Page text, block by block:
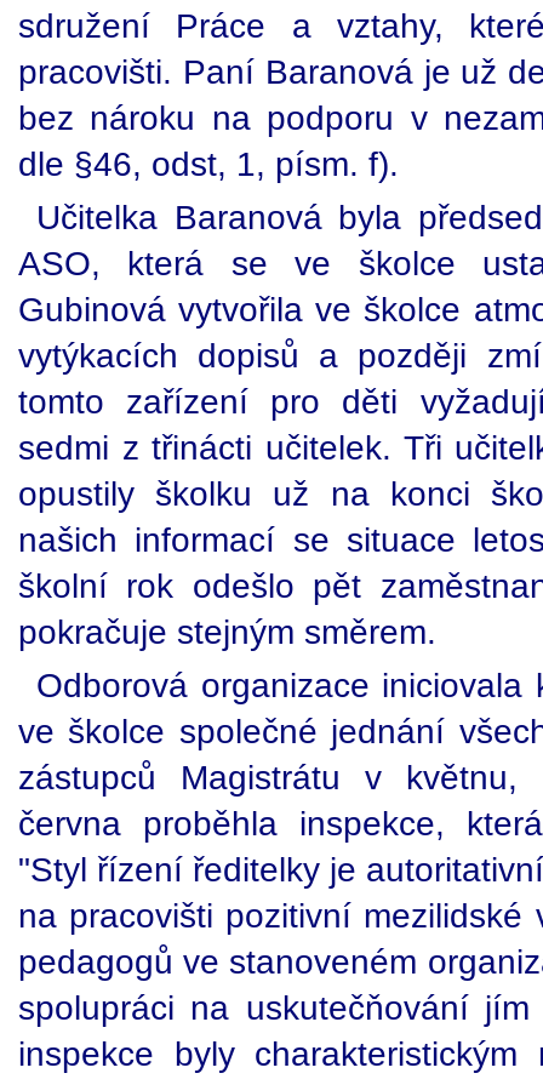
sdružení Práce a vztahy,
pracovišti. Paní Baranová je už
bez nároku na podporu v
dle §46, odst, 1, písm. f).
Učitelka Baranová byla
ASO, která se ve školce
Gubinová vytvořila ve školce
vytýkacích dopisů a později
tomto zařízení pro děti
sedmi z třinácti učitelek. Tři
opustily školku už na konci
našich informací se situace
školní rok odešlo pět
pokračuje stejným směrem.
Odborová organizace
ve školce společné jednání
zástupců Magistrátu v
června proběhla inspekce,
"Styl řízení ředitelky je
na pracovišti pozitivní mezilidské
pedagogů ve stanoveném
spolupráci na uskutečňování
inspekce byly